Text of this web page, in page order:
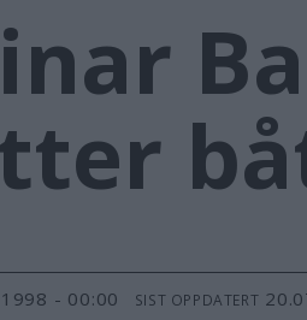
- 00:00 SIST OPPDATERT